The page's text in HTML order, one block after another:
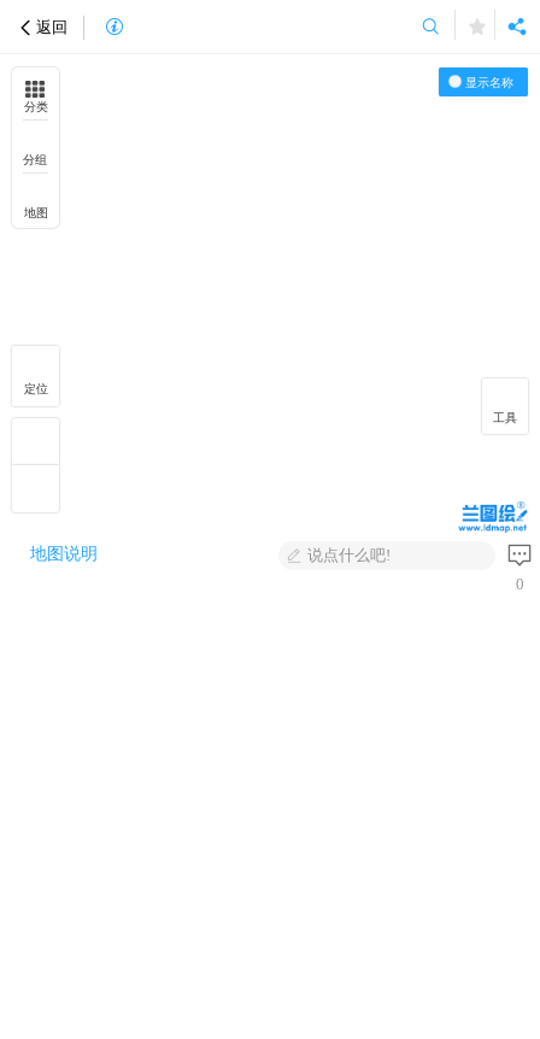
返回
地图说明
说点什么吧!
0
显示名称
分类
分组
地图
定位
工具